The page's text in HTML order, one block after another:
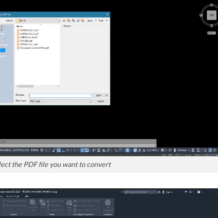
the PDF file you want to convert